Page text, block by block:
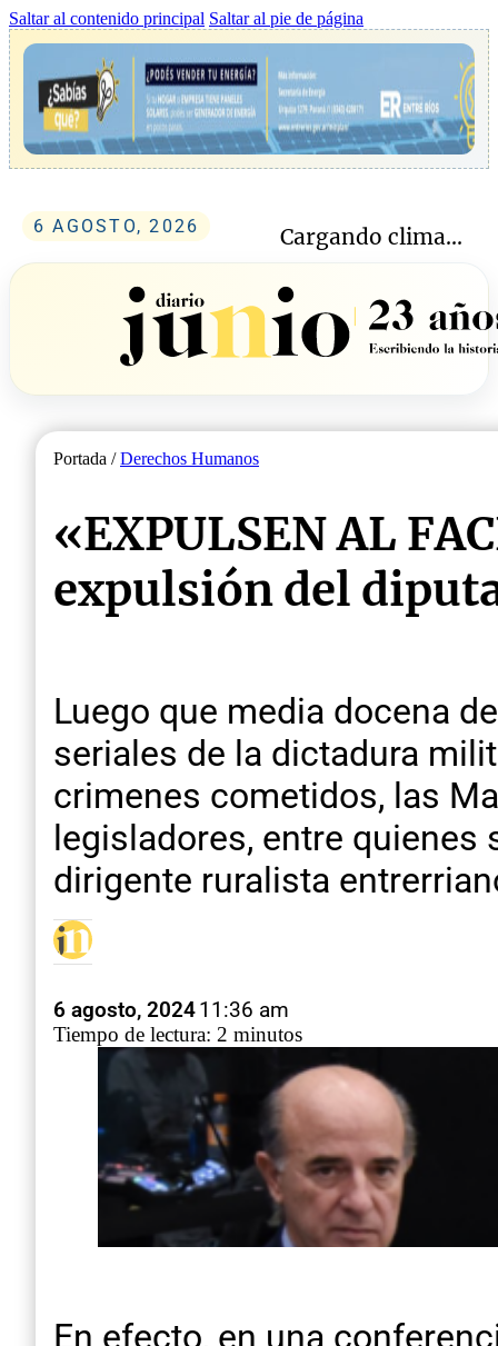
Saltar al contenido principal Saltar al pie de página
6 AGOSTO, 2026 Cargando clima...
Portada /Derechos Humanos
«EXPULSEN AL
expulsión del
Luego que media docena
seriales de la dictadura
crimenes cometidos, las
legisladores, entre quienes
dirigente ruralista
6 agosto, 202411:36 am
Tiempo de lectura: 2 minutos
En efecto, en una